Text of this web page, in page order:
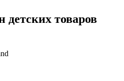
детских товаров